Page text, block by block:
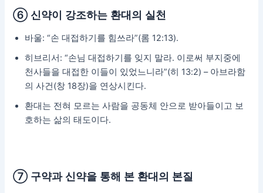
⑥ 신약이 강조하는 환대의 실천
바울: “손 대접하기를 힘쓰라”(롬 12:13).
히브리서: “손님 대접하기를 잊지 말라. 이로써 부지중에
천사들을 대접한 이들이 있었느니라”(히 13:2) – 아브라함
의 사건(창 18장)을 연상시킨다.
환대는 전혀 모르는 사람을 공동체 안으로 받아들이고 보
호하는 삶의 태도이다.
⑦ 구약과 신약을 통해 본 환대의 본질